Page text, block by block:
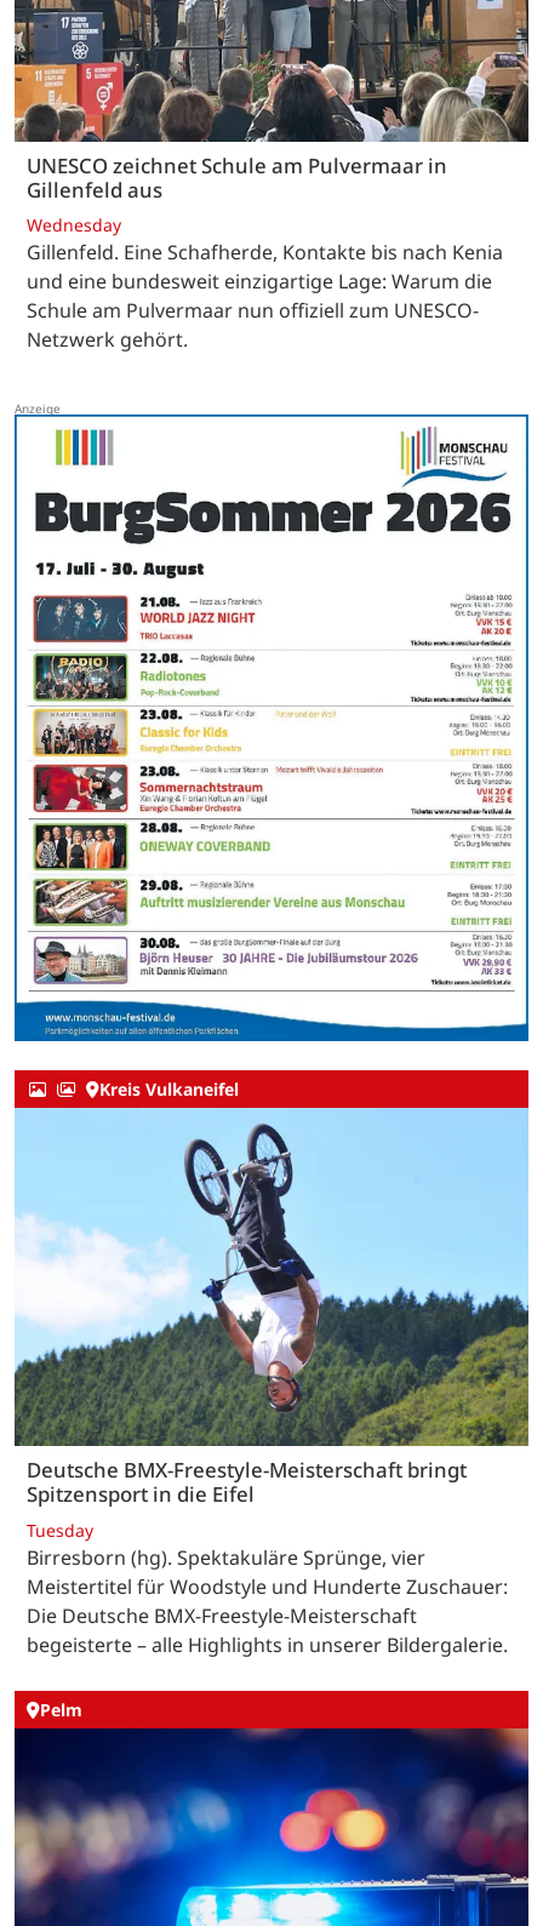
UNESCO zeichnet Schule am Pulvermaar in
Gillenfeld aus
Wednesday
Gillenfeld. Eine Schafherde, Kontakte bis nach Kenia
und eine bundesweit einzigartige Lage: Warum die
Schule am Pulvermaar nun offiziell zum UNESCO-
Netzwerk gehört.
Kreis Vulkaneifel
Deutsche BMX-Freestyle-Meisterschaft bringt
Spitzensport in die Eifel
Tuesday
Birresborn (hg). Spektakuläre Sprünge, vier
Meistertitel für Woodstyle und Hunderte Zuschauer:
Die Deutsche BMX-Freestyle-Meisterschaft
begeisterte – alle Highlights in unserer Bildergalerie.
Pelm